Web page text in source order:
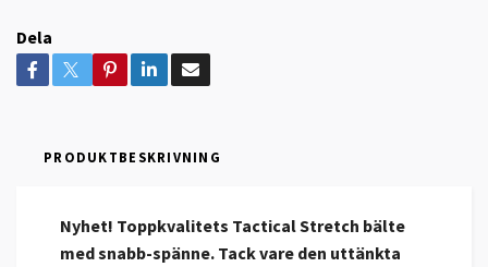
Dela
PRODUKTBESKRIVNING
Nyhet! Toppkvalitets Tactical Stretch bälte
med snabb-spänne. Tack vare den uttänkta